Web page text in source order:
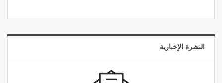
النشرة الإخبارية